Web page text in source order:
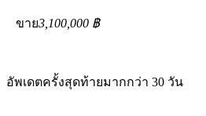
ขาย3,100,000 ฿
อัพเดตครั้งสุดท้ายมากกว่า 30 วัน